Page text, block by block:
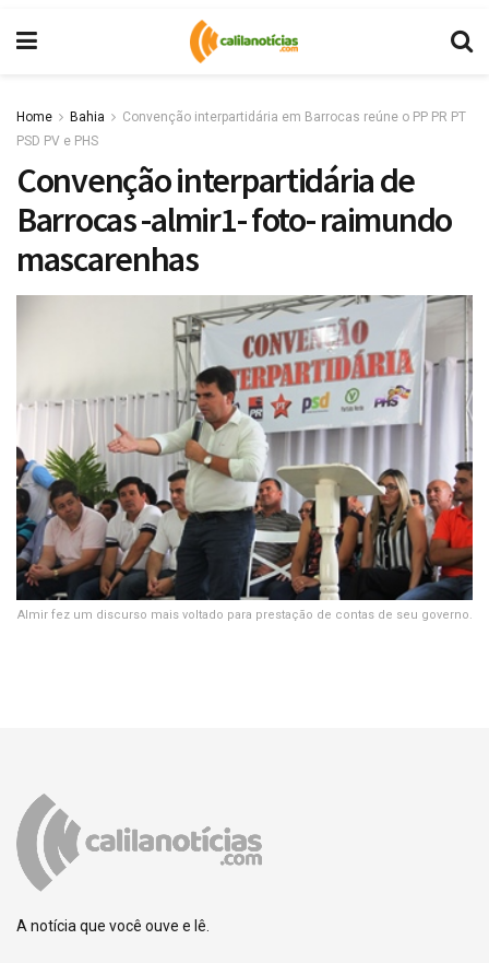
Home Bahia
Convenção interpartidária em Barrocas reúne o PP PR PT
PSD PV e PHS
Convenção interpartidária de
Barrocas -almir1- foto- raimundo
mascarenhas
Almir fez um discurso mais voltado para prestação de contas de seu governo.
A notícia que você ouve e lê.